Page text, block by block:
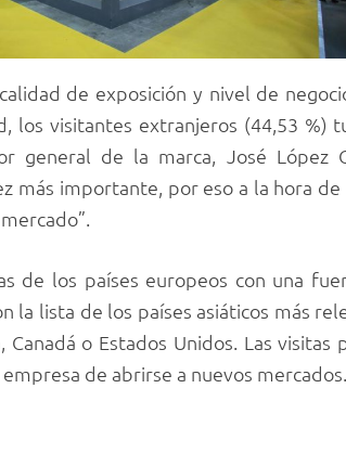
de exposición y nivel de
los visitantes extranjeros (44,53 %)
general de la marca, José López
más importante, por eso a la hora
de los países europeos con una
la lista de los países asiáticos más
o Estados Unidos. Las
de abrirse a nuevos mercados.